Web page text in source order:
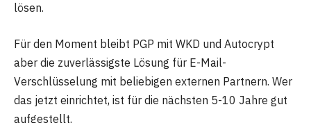
lösen.
Für den Moment bleibt PGP mit WKD und Autocrypt
aber die zuverlässigste Lösung für E-Mail-
Verschlüsselung mit beliebigen externen Partnern. Wer
das jetzt einrichtet, ist für die nächsten 5-10 Jahre gut
aufgestellt.